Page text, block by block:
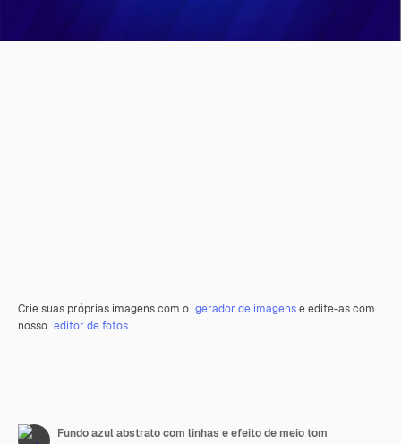
Crie suas próprias imagens com o gerador de imagense edite-as com
nosso editor de fotos.
Fundo azul abstrato com linhas e efeito de meio tom